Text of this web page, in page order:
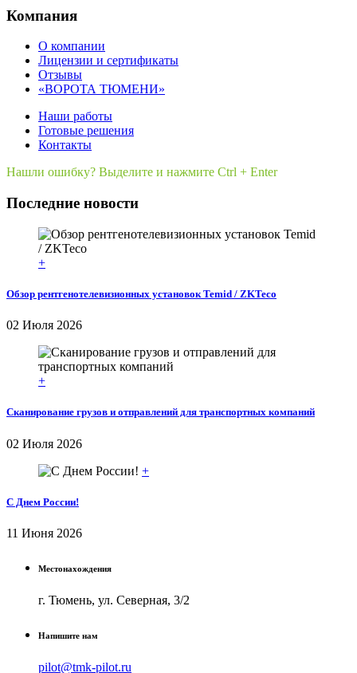
Компания
О компании
Лицензии и сертификаты
Отзывы
«ВОРОТА ТЮМЕНИ»
Наши работы
Готовые решения
Контакты
Нашли ошибку? Выделите и нажмите Ctrl + Enter
Последние новости
+
Обзор рентгенотелевизионных установок Temid / ZKTeco
02 Июля 2026
+
Сканирование грузов и отправлений для транспортных компаний
02 Июля 2026
+
С Днем России!
11 Июня 2026
Местонахождения
г. Тюмень, ул. Северная, 3/2
Напишите нам
pilot@tmk-pilot.ru